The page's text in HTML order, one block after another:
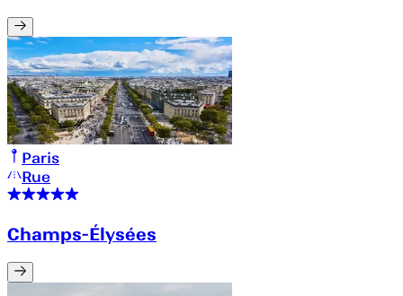
Paris
Rue
Champs-Élysées